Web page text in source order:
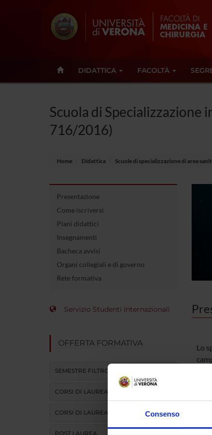
Consenso
DIDATTICA FACOLTÀ
Scuola di Specializzazione
716/2016)
Home Didattica Scuole di specializzazione di area
Presentazione
Come iscriversi
Piani didattici
Insegnamenti
Bacheca avvisi
Organi collegiali e di governo
Rete formativa
Servizio Studenti Internazionali
OFFERTA FORMATIVA
SEMESTRE FILTRO
CORSI DI LAUREA
CORSI DI LAUREA MAGISTRALE
POST LAUREA
Lo